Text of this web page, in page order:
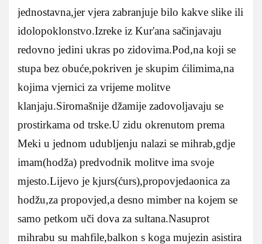
jednostavna,jer vjera zabranjuje bilo kakve slike ili
idolopoklonstvo.Izreke iz Kur'ana sačinjavaju
redovno jedini ukras po zidovima.Pod,na koji se
stupa bez obuće,pokriven je skupim ćilimima,na
kojima vjernici za vrijeme molitve
klanjaju.Siromašnije džamije zadovoljavaju se
prostirkama od trske.U zidu okrenutom prema
Meki u jednom udubljenju nalazi se mihrab,gdje
imam(hodža) predvodnik molitve ima svoje
mjesto.Lijevo je kjurs(ćurs),propovjedaonica za
hodžu,za propovjed,a desno mimber na kojem se
samo petkom uči dova za sultana.Nasuprot
mihrabu su mahfile,balkon s koga mujezin asistira